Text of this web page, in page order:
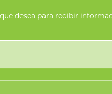
desea para recibir